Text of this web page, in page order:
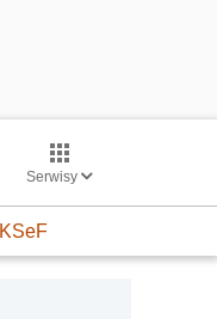
Serwisy
KSeF